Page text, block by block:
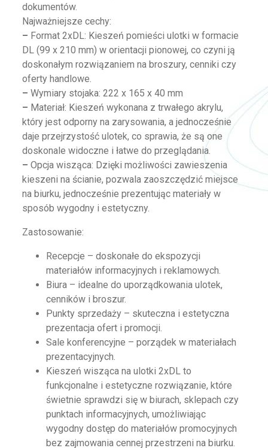
dokumentów.
Najważniejsze cechy:
– Format 2xDL: Kieszeń pomieści ulotki w formacie
DL (99 x 210 mm) w orientacji pionowej, co czyni ją
doskonałym rozwiązaniem na broszury, cenniki czy
oferty handlowe.
– Wymiary stojaka: 222 x 165 x 40 mm
– Materiał: Kieszeń wykonana z trwałego akrylu,
który jest odporny na zarysowania, a jednocześnie
daje przejrzystość ulotek, co sprawia, że są one
doskonale widoczne i łatwe do przeglądania.
– Opcja wisząca: Dzięki możliwości zawieszenia
kieszeni na ścianie, pozwala zaoszczędzić miejsce
na biurku, jednocześnie prezentując materiały w
sposób wygodny i estetyczny.
Zastosowanie:
Recepcje – doskonałe do ekspozycji
materiałów informacyjnych i reklamowych.
Biura – idealne do uporządkowania ulotek,
cenników i broszur.
Punkty sprzedaży – skuteczna i estetyczna
prezentacja ofert i promocji.
Sale konferencyjne – porządek w materiałach
prezentacyjnych.
Kieszeń wisząca na ulotki 2xDL to
funkcjonalne i estetyczne rozwiązanie, które
świetnie sprawdzi się w biurach, sklepach czy
punktach informacyjnych, umożliwiając
wygodny dostęp do materiałów promocyjnych
bez zajmowania cennej przestrzeni na biurku.